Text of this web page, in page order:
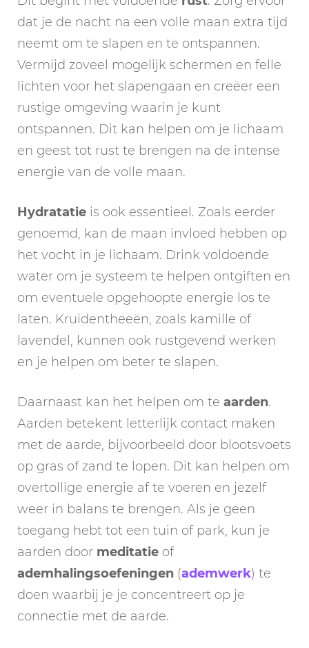
dat je de nacht na een volle maan extra tijd
neemt om te slapen en te ontspannen.
Vermijd zoveel mogelijk schermen en felle
lichten voor het slapengaan en creëer een
rustige omgeving waarin je kunt
ontspannen. Dit kan helpen om je lichaam
en geest tot rust te brengen na de intense
energie van de volle maan.
Hydratatie is ook essentieel. Zoals eerder
genoemd, kan de maan invloed hebben op
het vocht in je lichaam. Drink voldoende
water om je systeem te helpen ontgiften en
om eventuele opgehoopte energie los te
laten. Kruidentheeën, zoals kamille of
lavendel, kunnen ook rustgevend werken
en je helpen om beter te slapen.
Daarnaast kan het helpen om te aarden.
Aarden betekent letterlijk contact maken
met de aarde, bijvoorbeeld door blootsvoets
op gras of zand te lopen. Dit kan helpen om
overtollige energie af te voeren en jezelf
weer in balans te brengen. Als je geen
toegang hebt tot een tuin of park, kun je
aarden door meditatie of
ademhalingsoefeningen (ademwerk) te
doen waarbij je je concentreert op je
connectie met de aarde.